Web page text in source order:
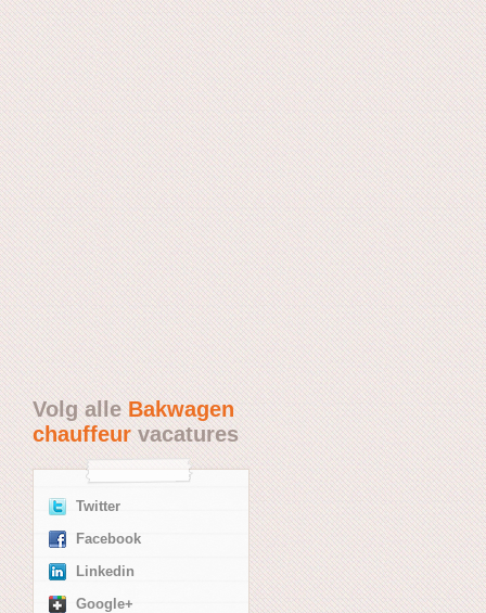
Volg alleBakwagen
chauffeurvacatures
Twitter
Facebook
Linkedin
Google+